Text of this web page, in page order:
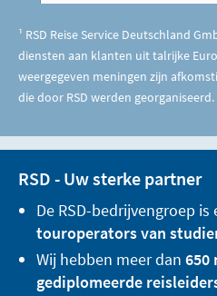
¹ RSD Reise Service Deutschland
diensten aan klanten uit talrijke
weergegeven meningen zijn
die door RSD werden georganiseerd.
RSD - Uw sterke partner
De RSD-bedrijvengroep is
touroperators van
Wij hebben meer dan 650
gediplomeerde